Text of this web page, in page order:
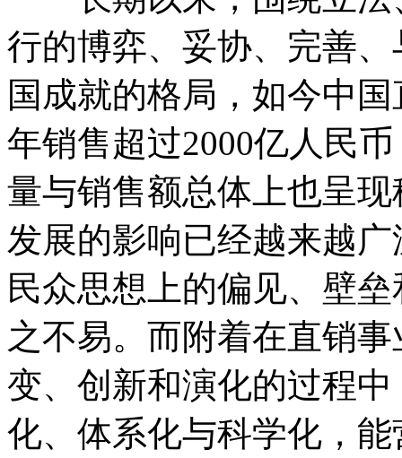
行的博弈、妥协、完善
国成就的格局，如今中
年销售超过2000亿人民
量与销售额总体上也呈
发展的影响已经越来越
民众思想上的偏见、壁
之不易。而附着在直销
变、创新和演化的过程
化、体系化与科学化，